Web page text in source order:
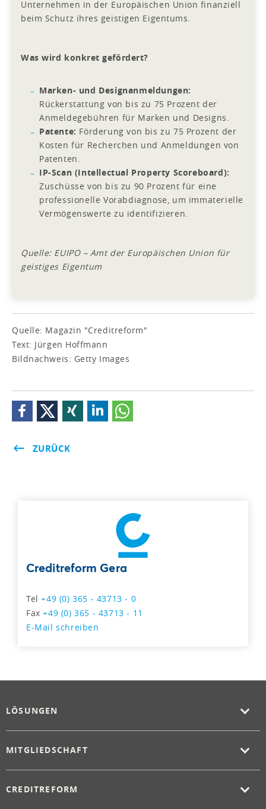
Unternehmen in der Europäischen Union finanziell
beim Schutz ihres geistigen Eigentums.
Was wird konkret gefördert?
Marken- und Designanmeldungen:
Rückerstattung von bis zu 75 Prozent der
Anmeldegebühren für Marken und Designs.
Patente: Förderung von bis zu 75 Prozent der
Kosten für Recherchen und Anmeldungen von
Patenten.
IP-Scan (Intellectual Property Scoreboard):
Zuschüsse von bis zu 90 Prozent für eine
professionelle Vorabdiagnose, um immaterielle
Vermögenswerte zu identifizieren.
Quelle: EUIPO – Amt der Europäischen Union für
geistiges Eigentum
Quelle: Magazin "Creditreform"
Text: Jürgen Hoffmann
Bildnachweis: Getty Images
ZURÜCK
Creditreform Gera
Tel+49 (0) 365 - 43713 - 0
Fax+49 (0) 365 - 43713 - 11
E-Mail schreiben
LÖSUNGEN
MITGLIEDSCHAFT
CREDITREFORM